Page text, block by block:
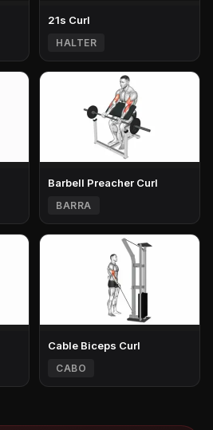
21s Curl
HALTER
Barbell Preacher Curl
BARRA
Cable Biceps Curl
CABO